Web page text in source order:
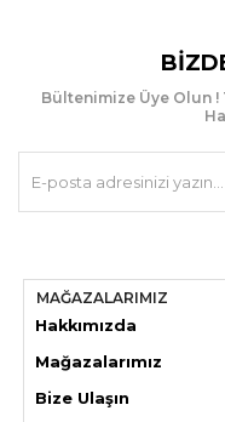
Bültenimize Üye Olun !
MAĞAZALARIMIZ
Hakkımızda
Mağazalarımız
Bize Ulaşın